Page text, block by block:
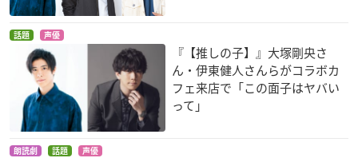
話題 声優
『【推しの子】』大塚剛央さ
ん・伊東健人さんらがコラボカ
フェ来店で「この面子はヤバい
って」
朗読劇 話題 声優